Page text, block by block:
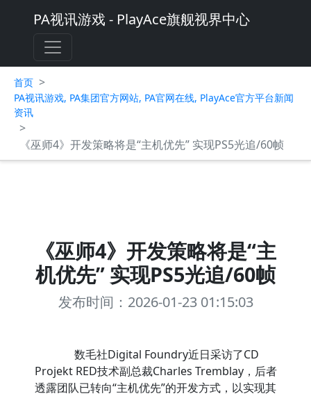
PA视讯游戏 - PlayAce旗舰视界中心
首页 >
PA视讯游戏, PA集团官方网站, PA官网在线, PlayAce官方平台新闻
资讯
>
《巫师4》开发策略将是“主机优先” 实现PS5光追/60帧
《巫师4》开发策略将是“主
机优先” 实现PS5光追/60帧
发布时间：2026-01-23 01:15:03
数毛社Digital Foundry近日采访了CD
Projekt RED技术副总裁Charles Tremblay，后者
透露团队已转向“主机优先”的开发方式，以实现其